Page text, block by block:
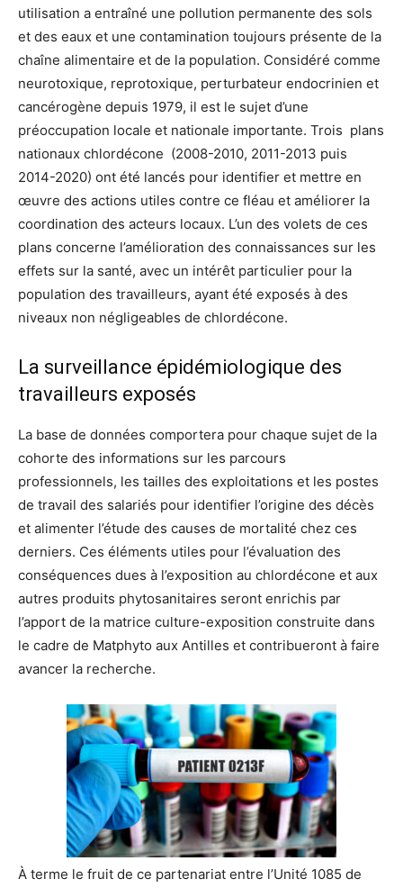
utilisation a entraîné une pollution permanente des sols
et des eaux et une contamination toujours présente de la
chaîne alimentaire et de la population. Considéré comme
neurotoxique, reprotoxique, perturbateur endocrinien et
cancérogène depuis 1979, il est le sujet d’une
préoccupation locale et nationale importante. Trois plans
nationaux chlordécone (2008-2010, 2011-2013 puis
2014-2020) ont été lancés pour identifier et mettre en
œuvre des actions utiles contre ce fléau et améliorer la
coordination des acteurs locaux. L’un des volets de ces
plans concerne l’amélioration des connaissances sur les
effets sur la santé, avec un intérêt particulier pour la
population des travailleurs, ayant été exposés à des
niveaux non négligeables de chlordécone.
La surveillance épidémiologique des
travailleurs exposés
La base de données comportera pour chaque sujet de la
cohorte des informations sur les parcours
professionnels, les tailles des exploitations et les postes
de travail des salariés pour identifier l’origine des décès
et alimenter l’étude des causes de mortalité chez ces
derniers. Ces éléments utiles pour l’évaluation des
conséquences dues à l’exposition au chlordécone et aux
autres produits phytosanitaires seront enrichis par
l’apport de la matrice culture-exposition construite dans
le cadre de Matphyto aux Antilles et contribueront à faire
avancer la recherche.
À terme le fruit de ce partenariat entre l’Unité 1085 de